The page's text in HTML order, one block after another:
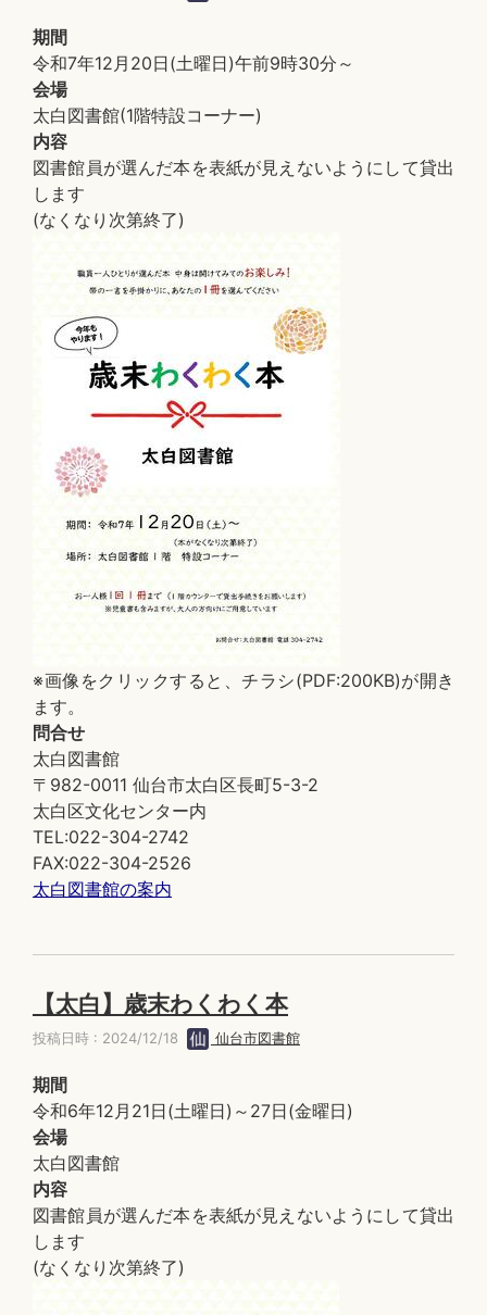
期間
令和7年12月20日(土曜日)午前9時30分～
会場
太白図書館(1階特設コーナー)
内容
図書館員が選んだ本を表紙が見えないようにして貸出
します
(なくなり次第終了)
※画像をクリックすると、チラシ(PDF:200KB)が開き
ます。
問合せ
太白図書館
〒982-0011 仙台市太白区長町5-3-2
太白区文化センター内
TEL:022-304-2742
FAX:022-304-2526
太白図書館の案内
【太白】歳末わくわく本
投稿日時 : 2024/12/18 仙台市図書館
期間
令和6年12月21日(土曜日)～27日(金曜日)
会場
太白図書館
内容
図書館員が選んだ本を表紙が見えないようにして貸出
します
(なくなり次第終了)